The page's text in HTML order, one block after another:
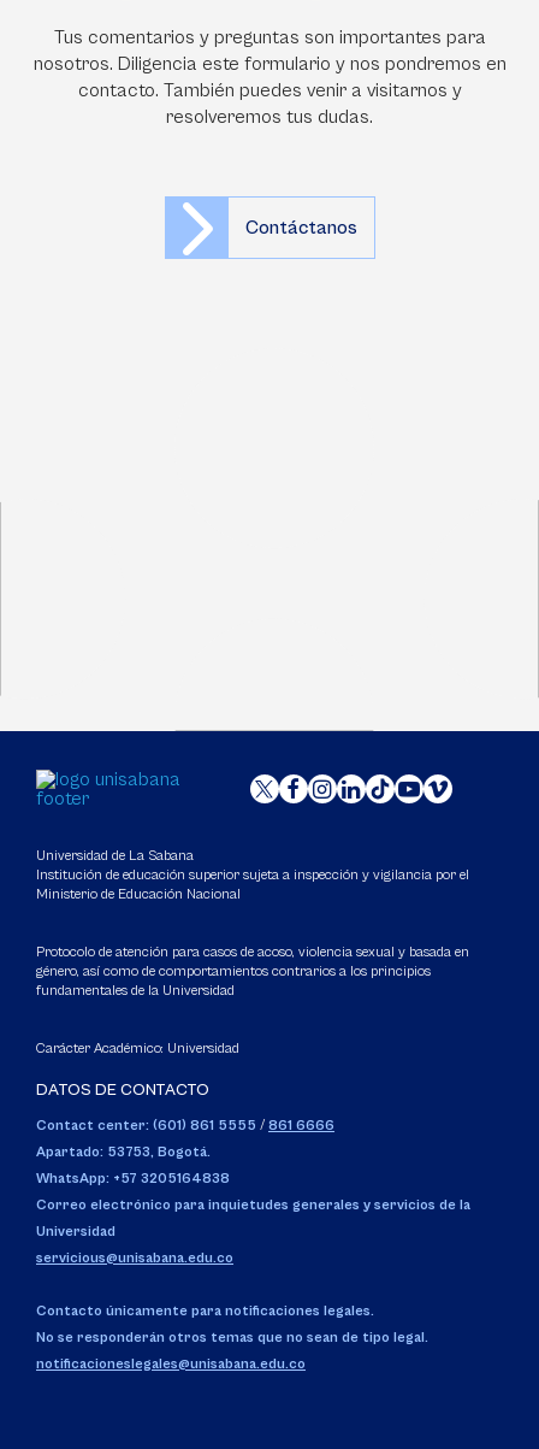
Tus comentarios y preguntas son importantes para
nosotros. Diligencia este formulario y nos pondremos en
contacto. También puedes venir a visitarnos y
resolveremos tus dudas.
Contáctanos
Universidad de La Sabana
Institución de educación superior sujeta a inspección y vigilancia por el
Ministerio de Educación Nacional
Protocolo de atención para casos de acoso, violencia sexual y basada en
género, así como de comportamientos contrarios a los principios
fundamentales de la Universidad
Carácter Académico: Universidad
DATOS DE CONTACTO
Contact center: (601) 861 5555 / 861 6666
Apartado: 53753, Bogotá.
WhatsApp: +57 3205164838
Correo electrónico para inquietudes generales y servicios de la
Universidad
servicious@unisabana.edu.co
Contacto únicamente para notificaciones legales.
No se responderán otros temas que no sean de tipo legal.
notificacioneslegales@unisabana.edu.co